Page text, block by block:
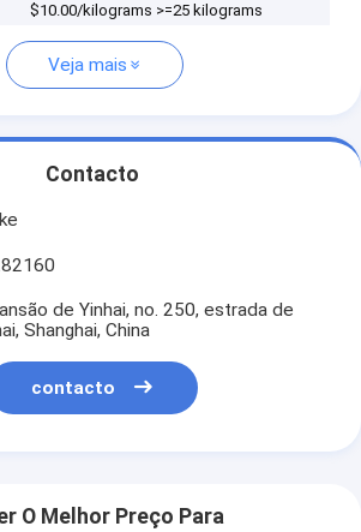
$10.00/kilograms >=25 kilograms
Veja mais
Contacto
de Yinhai, no. 250, estrada de
Shanghai, China
contacto
O Melhor Preço Para